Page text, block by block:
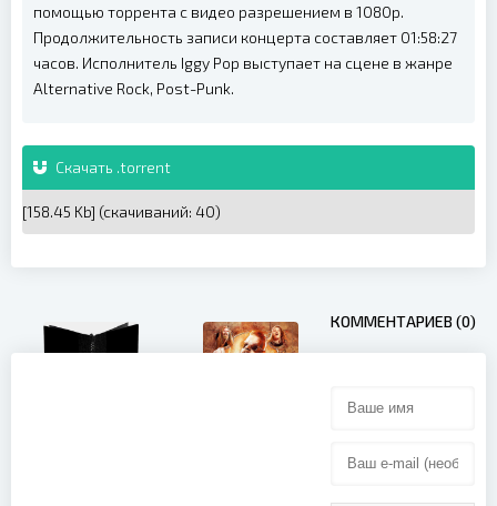
помощью торрента с видео разрешением в 1080p.
Продолжительность записи концерта составляет 01:58:27
часов. Исполнитель Iggy Pop выступает на сцене в жанре
Alternative Rock, Post-Punk.
Скачать .torrent
[158.45 Kb] (cкачиваний: 40)
КОММЕНТАРИЕВ (0)